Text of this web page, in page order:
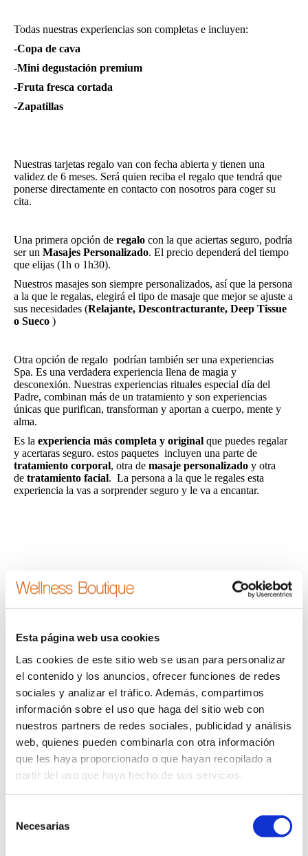
Esta página web usa cookies
Las cookies de este sitio web se usan para personalizar
el contenido y los anuncios, ofrecer funciones de redes
sociales y analizar el tráfico. Además, compartimos
información sobre el uso que haga del sitio web con
nuestros partners de redes sociales, publicidad y análisis
web, quienes pueden combinarla con otra información
que les haya proporcionado o que hayan recopilado a
partir del uso que haya hecho de sus servicios.
Necesarias
Todas nuestras experiencias son completas e incluyen:
-Copa de cava
-Mini degustación premium
-Fruta fresca cortada
-Zapatillas
Nuestras tarjetas regalo van con fecha abierta y tienen una
validez de 6 meses. Será quien reciba el regalo que tendrá que
ponerse directamente en contacto con nosotros para coger su
cita.
Una primera opción de regalo con la que aciertas seguro, podría
ser un Masajes Personalizado. El precio dependerá del tiempo
que elijas (1h o 1h30).
Nuestros masajes son siempre personalizados, así que la persona
a la que le regalas, elegirá el tipo de masaje que mejor se ajuste a
sus necesidades (Relajante, Descontracturante, Deep Tissue
o Sueco )
Otra opción de regalo podrían también ser una experiencias
Spa. Es una verdadera experiencia llena de magia y
desconexión. Nuestras experiencias rituales especial día del
Padre, combinan más de un tratamiento y son experiencias
únicas que purifican, transforman y aportan a cuerpo, mente y
alma.
Es la experiencia más completa y original que puedes regalar
y acertaras seguro. estos paquetes incluyen una parte de
tratamiento corporal, otra de masaje personalizado y otra
de tratamiento facial. La persona a la que le regales esta
experiencia la vas a sorprender seguro y le va a encantar.
Quiero dejar una nota en la cabina:
Quiero dejar globos en la cabina:
Globos estándares (gratis)